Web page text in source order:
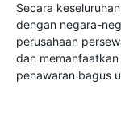
Secara
dengan negara-
perusahaan
dan
penawaran bagus